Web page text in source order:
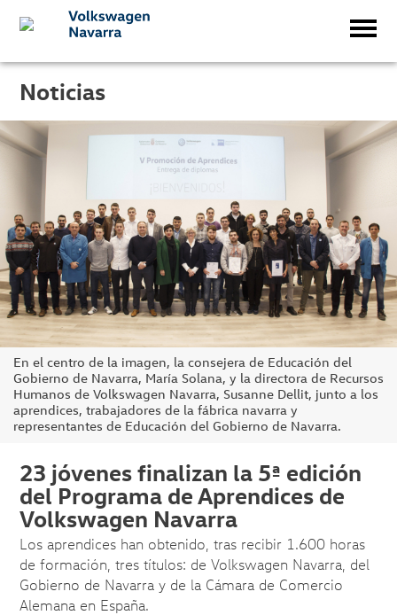
Noticias
En el centro de la imagen, la consejera de Educación del
Gobierno de Navarra, María Solana, y la directora de Recursos
Humanos de Volkswagen Navarra, Susanne Dellit, junto a los
aprendices, trabajadores de la fábrica navarra y
representantes de Educación del Gobierno de Navarra.
23 jóvenes finalizan la 5ª edición
del Programa de Aprendices de
Volkswagen Navarra
Los aprendices han obtenido, tras recibir 1.600 horas
de formación, tres títulos: de Volkswagen Navarra, del
Gobierno de Navarra y de la Cámara de Comercio
Alemana en España.